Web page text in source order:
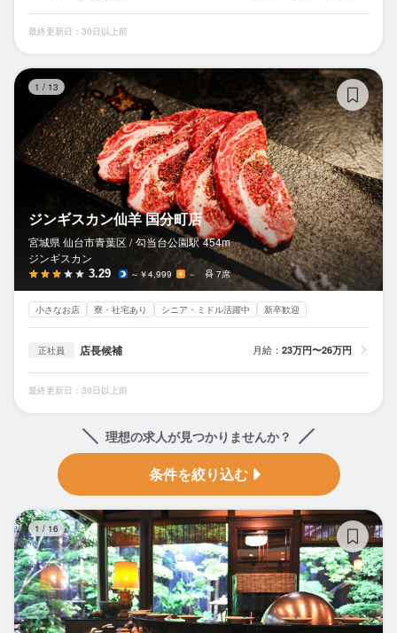
最終更新日：30日以上前
1 / 13
ジンギスカン仙羊 国分町店
宮城県 仙台市青葉区 / 勾当台公園駅 454m
ジンギスカン
3.29 ～￥4,999 － 7席
小さなお店 寮・社宅あり シニア・ミドル活躍中 新卒歓迎
正社員 店長候補 月給： 23万円〜26万円
最終更新日：30日以上前
理想の求人が見つかりませんか？
条件を絞り込む
1 / 16